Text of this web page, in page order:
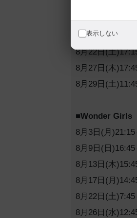
8月13日(木
8月18日(火
8月22日(土
8月27日(木
8月29日(土
■Wonder Girls
8月3日(月
8月9日(日
8月13日(木
8月17日(月
8月22日(土
8月26日(水
表示しない